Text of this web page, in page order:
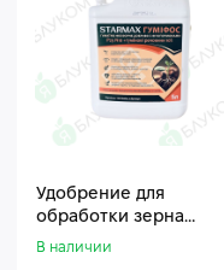
Удобрение для
обработки зерна
Стармакс Гумифос
В наличии